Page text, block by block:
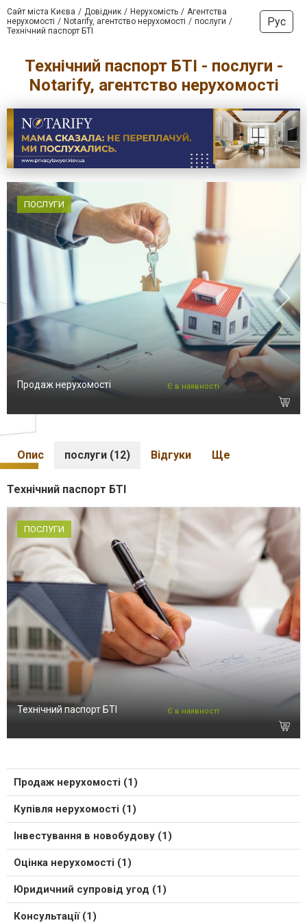
Сайт міста Києва Довідник Нерухомість
Агентства
нерухомості
Notarify, агентство нерухомості
послуги
Технічний паспорт БТІ
Рус
Технічний паспорт БТІ - послуги -
Notarify, агентство нерухомості
ПОСЛУГИ
Продаж нерухомості Є в наявності
Опис послуги (12) Відгуки Ще
Технічний паспорт БТІ
ПОСЛУГИ
Технічний паспорт БТІ Є в наявності
Продаж нерухомості (1)
Купівля нерухомості (1)
Інвестування в новобудову (1)
Оцінка нерухомості (1)
Юридичний супровід угод (1)
Консультації (1)